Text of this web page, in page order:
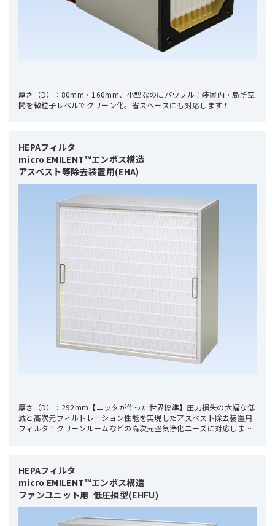
厚さ（D）：80mm・160mm、小型なのにパワフル！装置内・局所空
間を微粒子レベルでクリーン化。省スペースにも対応します！
HEPAフィルタ
micro EMILENT™エンボス構造
アスベスト等除去装置用(EHA)
厚さ（D）：292mm【ニッタが作った世界標準】圧力損失の大幅な低
減と高次元フィルトレーション性能を実現したアスベスト除去装置用
フィルタ！クリーンルームなどの高次元空気浄化ニーズに対応しま
HEPAフィルタ
micro EMILENT™エンボス構造
ファンユニット用  低圧損型(EHFU)